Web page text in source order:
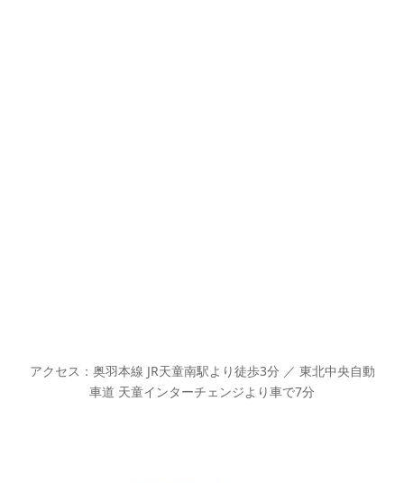
アクセス：奥羽本線 JR天童南駅より徒歩3分 ／ 東北中央自動
車道 天童インターチェンジより車で7分